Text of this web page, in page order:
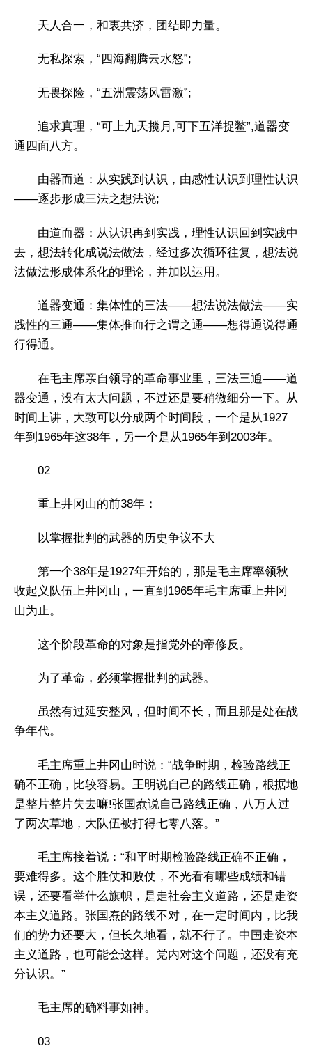
天人合一，和衷共济，团结即力量。
无私探索，“四海翻腾云水怒”;
无畏探险，“五洲震荡风雷激”;
追求真理，“可上九天揽月,可下五洋捉鳖”,道器变
通四面八方。
由器而道：从实践到认识，由感性认识到理性认识
——逐步形成三法之想法说;
由道而器：从认识再到实践，理性认识回到实践中
去，想法转化成说法做法，经过多次循环往复，想法说
法做法形成体系化的理论，并加以运用。
道器变通：集体性的三法——想法说法做法——实
践性的三通——集体推而行之谓之通——想得通说得通
行得通。
在毛主席亲自领导的革命事业里，三法三通——道
器变通，没有太大问题，不过还是要稍微细分一下。从
时间上讲，大致可以分成两个时间段，一个是从1927
年到1965年这38年，另一个是从1965年到2003年。
02
重上井冈山的前38年：
以掌握批判的武器的历史争议不大
第一个38年是1927年开始的，那是毛主席率领秋
收起义队伍上井冈山，一直到1965年毛主席重上井冈
山为止。
这个阶段革命的对象是指党外的帝修反。
为了革命，必须掌握批判的武器。
虽然有过延安整风，但时间不长，而且那是处在战
争年代。
毛主席重上井冈山时说：“战争时期，检验路线正
确不正确，比较容易。王明说自己的路线正确，根据地
是整片整片失去嘛!张国焘说自己路线正确，八万人过
了两次草地，大队伍被打得七零八落。”
毛主席接着说：“和平时期检验路线正确不正确，
要难得多。这个胜仗和败仗，不光看有哪些成绩和错
误，还要看举什么旗帜，是走社会主义道路，还是走资
本主义道路。张国焘的路线不对，在一定时间内，比我
们的势力还要大，但长久地看，就不行了。中国走资本
主义道路，也可能会这样。党内对这个问题，还没有充
分认识。”
毛主席的确料事如神。
03